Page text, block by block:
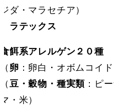
ジダ・マラセチア）
ラテックス
食餌系アレルゲン２０種
（ 卵 ：卵白・オボムコイ
（豆・穀物・種実類 ：ピ
マ・米）